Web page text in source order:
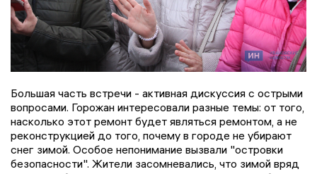
Большая часть встречи - активная дискуссия с острыми
вопросами. Горожан интересовали разные темы: от того,
насколько этот ремонт будет являться ремонтом, а не
реконструкцией до того, почему в городе не убирают
снег зимой. Особое непонимание вызвали "островки
безопасности". Жители засомневались, что зимой вряд